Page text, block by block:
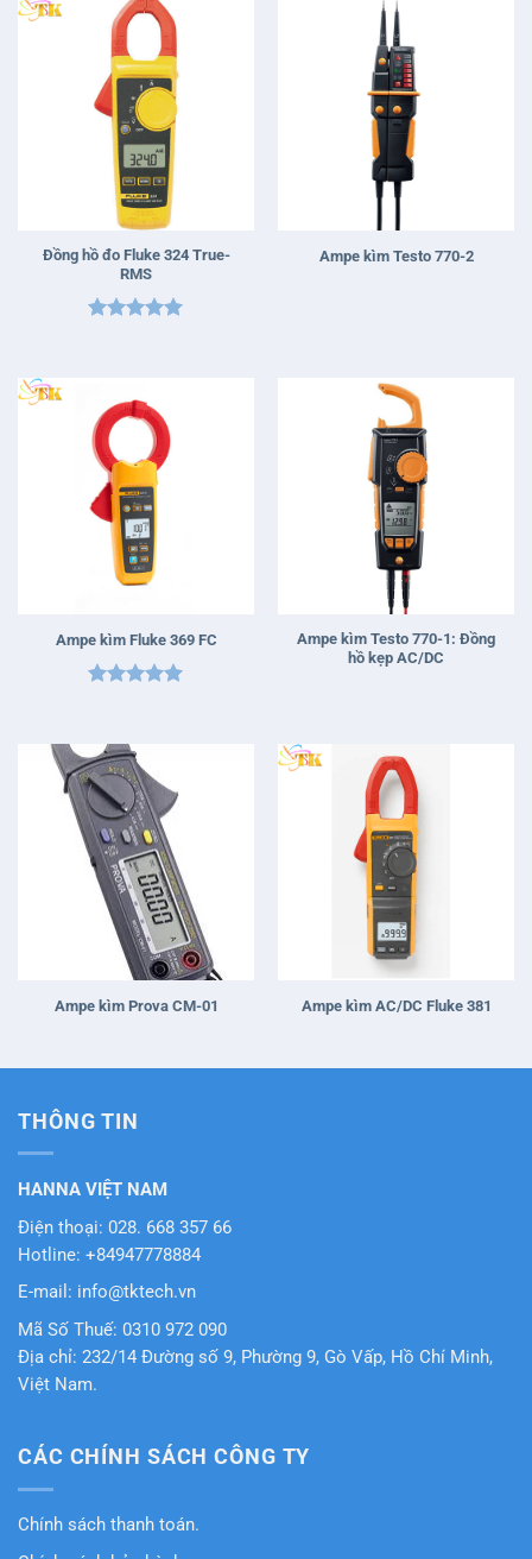
Đồng hồ đo Fluke 324 True-
RMS
Ampe kìm Testo 770-2
Ampe kìm Fluke 369 FC
sao
Ampe kìm Testo 770-1: Đồng
hồ kẹp AC/DC
Ampe kìm Prova CM-01 Ampe kìm AC/DC Fluke 381
THÔNG TIN
HANNA VIỆT NAM
Điện thoại: 028. 668 357 66
Hotline: +84947778884
E-mail: info@tktech.vn
Mã Số Thuế: 0310 972 090
Địa chỉ: 232/14 Đường số 9, Phường 9, Gò Vấp, Hồ Chí Minh,
Việt Nam.
CÁC CHÍNH SÁCH CÔNG TY
Chính sách thanh toán.